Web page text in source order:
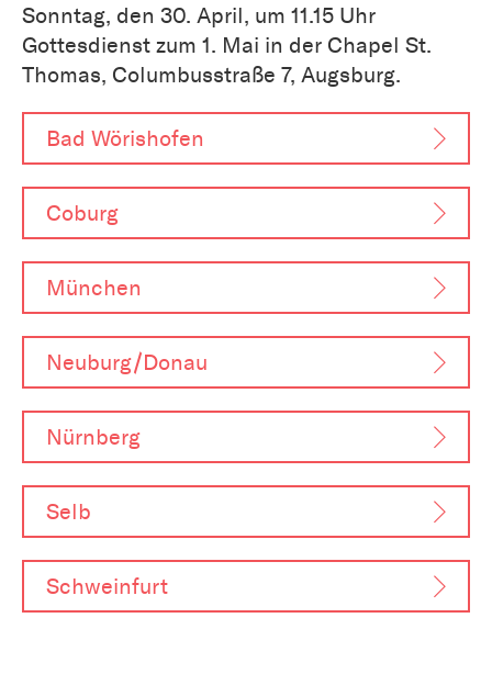
Sonntag, den 30. April, um 11.15 Uhr
Gottesdienst zum 1. Mai in der Chapel St.
Thomas, Columbusstraße 7, Augsburg.
Bad Wörishofen
Coburg
München
Neuburg/Donau
Nürnberg
Selb
Schweinfurt